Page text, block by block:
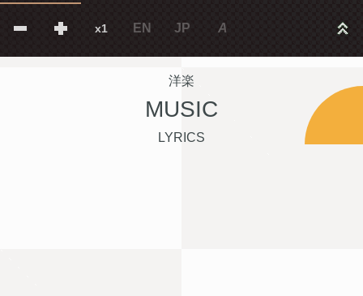
x1 EN JP A
洋楽
MUSIC
LYRICS